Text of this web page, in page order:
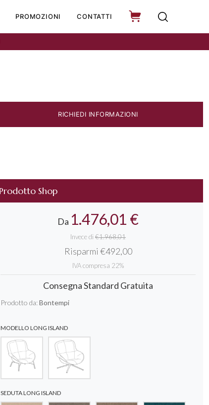
PROMOZIONI CONTATTI
RICHIEDI INFORMAZIONI